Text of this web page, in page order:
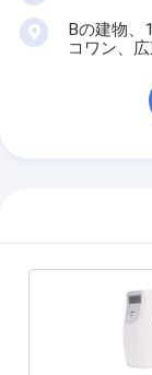
Bの建物、
コワン、